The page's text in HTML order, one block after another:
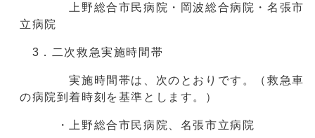
上野総合市民病院・岡波総合病院・名張市
立病院
3．二次救急実施時間帯
実施時間帯は、次のとおりです。（救急車
の病院到着時刻を基準とします。）
・上野総合市民病院、名張市立病院